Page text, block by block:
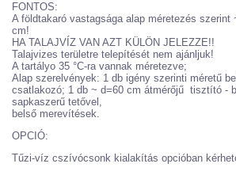
FONTOS:
A földtakaró vastagsága alap méretezés szerint
cm!
HA TALAJVÍZ VAN AZT KÜLÖN JELEZZE!!
Talajvizes területre telepítését nem ajánljuk!
A tartályo 35 °C-ra vannak méretezve;
Alap szerelvények: 1 db igény szerinti méretű
csatlakozó; 1 db ~ d=60 cm átmérőjű tisztító -
sapkaszerű tetővel,
belső merevítések.
OPCIÓ:
Tűzi-víz cszívócsonk kialakítás opcióban